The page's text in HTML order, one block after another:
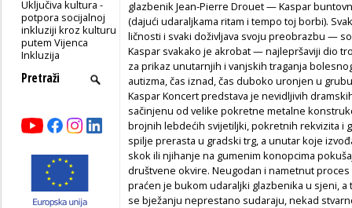
Uključiva kultura -
potpora socijalnoj
inkluziji kroz kulturu
putem Vijenca
Inkluzija
glazbenik Jean-Pierre Drouet — Kaspar
(dajući udaraljkama ritam i tempo toj borbi).
ličnosti i svaki doživljava svoju preobrazbu —
Kaspar svakako je akrobat — najlepršaviji dio
za prikaz unutarnjih i vanjskih traganja
autizma, čas iznad, čas duboko uronjen u
Kaspar Koncert predstava je nevidljivih
sačinjenu od velike pokretne metalne
brojnih lebdećih svijetiljki, pokretnih rekvizita i
spilje prerasta u gradski trg, a unutar koje
skok ili njihanje na gumenim konopcima
društvene okvire. Neugodan i nametnut
praćen je bukom udaraljki glazbenika u sjeni,
se bježanju neprestano sudaraju, nekad